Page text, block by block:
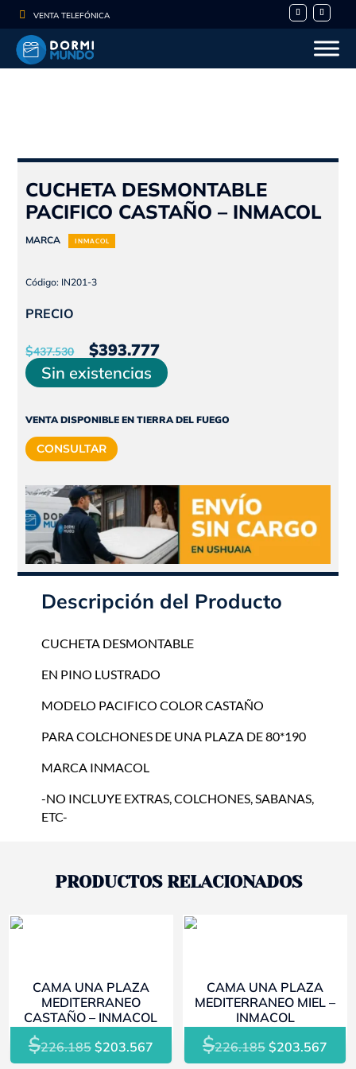
 VENTA TELEFÓNICA
CUCHETA DESMONTABLE
PACIFICO CASTAÑO – INMACOL
MARCA INMACOL
Código: IN201-3
PRECIO
$437.530
El
precio
original
era:
$437.530.
$393.777El
precio
actual
es:
Sin existencias
VENTA DISPONIBLE EN TIERRA DEL FUEGO
CONSULTAR
Descripción del Producto
CUCHETA DESMONTABLE
EN PINO LUSTRADO
MODELO PACIFICO COLOR CASTAÑO
PARA COLCHONES DE UNA PLAZA DE 80*190
MARCA INMACOL
-NO INCLUYE EXTRAS, COLCHONES, SABANAS,
ETC-
PRODUCTOS RELACIONADOS
CAMA UNA PLAZA
MEDITERRANEO
CASTAÑO – INMACOL
$226.185 El
precio
$203.567El
precio
CAMA UNA PLAZA
MEDITERRANEO MIEL –
INMACOL
$226.185 El
precio
$203.567